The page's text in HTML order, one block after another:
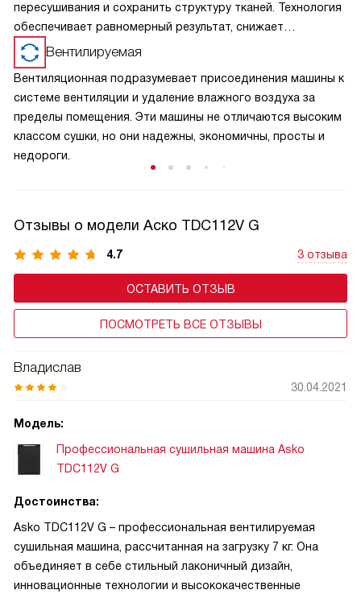
пересушивания и сохранить структуру тканей. Технология
обеспечивает равномерный результат, снижает
энергопотребление и повышает эффективность работы,
делая процесс более бережным и удобным при
ежедневном использовании.
Вентилируемая
Вентиляционная подразумевает присоединения машины к
системе вентиляции и удаление влажного воздуха за
пределы помещения. Эти машины не отличаются высоким
классом сушки, но они надежны, экономичны, просты и
недороги.
Отзывы о модели Аско TDC112V G
4.7 3 отзыва
ОСТАВИТЬ ОТЗЫВ
ПОСМОТРЕТЬ ВСЕ ОТЗЫВЫ
Владислав
30.04.2021
Модель:
Профессиональная сушильная машина Asko
TDC112V G
Достоинства:
Asko TDC112V G – профессиональная вентилируемая
сушильная машина, рассчитанная на загрузку 7 кг. Она
объединяет в себе стильный лаконичный дизайн,
инновационные технологии и высококачественные